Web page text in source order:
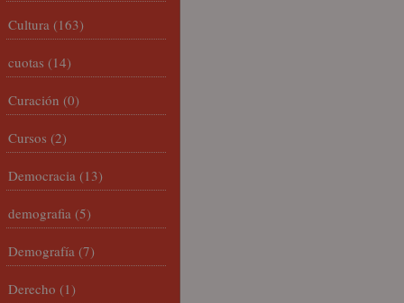
Cultura (163)
cuotas (14)
Curación (0)
Cursos (2)
Democracia (13)
demografia (5)
Demografía (7)
Derecho (1)